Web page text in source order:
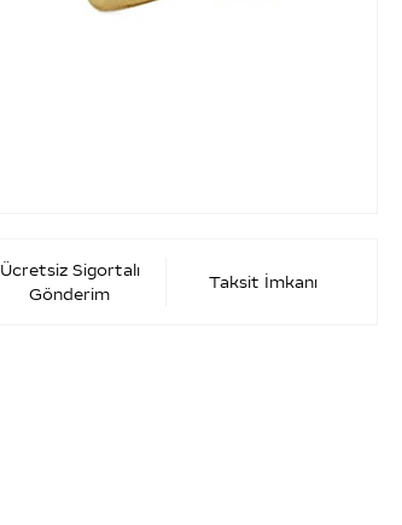
Ücretsiz Sigortalı
Gönderim
Taksit İmkanı